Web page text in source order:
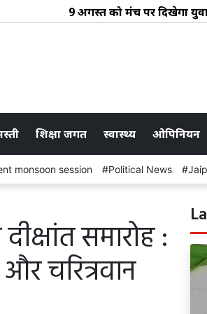
9 अगस्त को मंच पर दिखेगा युवा
शिक्षा जगत स्वास्थ्य ओपिनियन
monsoon session Political News
समारोह :
चरित्रवान